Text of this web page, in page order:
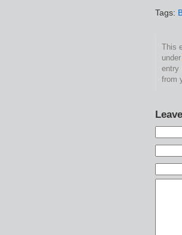
Tags:
This
under
entry
from